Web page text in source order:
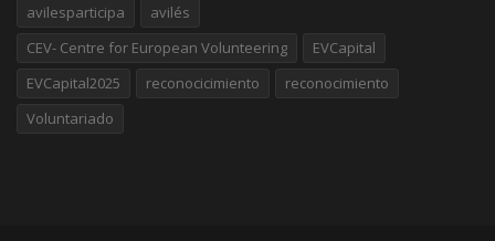
avilesparticipa
avilés
CEV- Centre for European Volunteering
EVCapital
EVCapital2025
reconocicimiento
reconocimiento
Voluntariado